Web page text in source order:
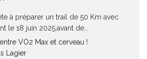
à préparer un trail de 50 Km avec
le 18 juin 2025,avant de...
VO2 Max et cerveau !
Lagier